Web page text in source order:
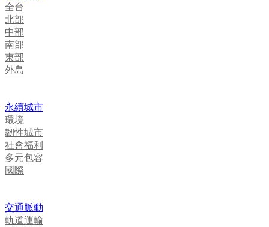
全台
北部
中部
南部
東部
外島
永續城市
環境
韌性城市
社會福利
多元包容
國際
交通脈動
軌道運輸